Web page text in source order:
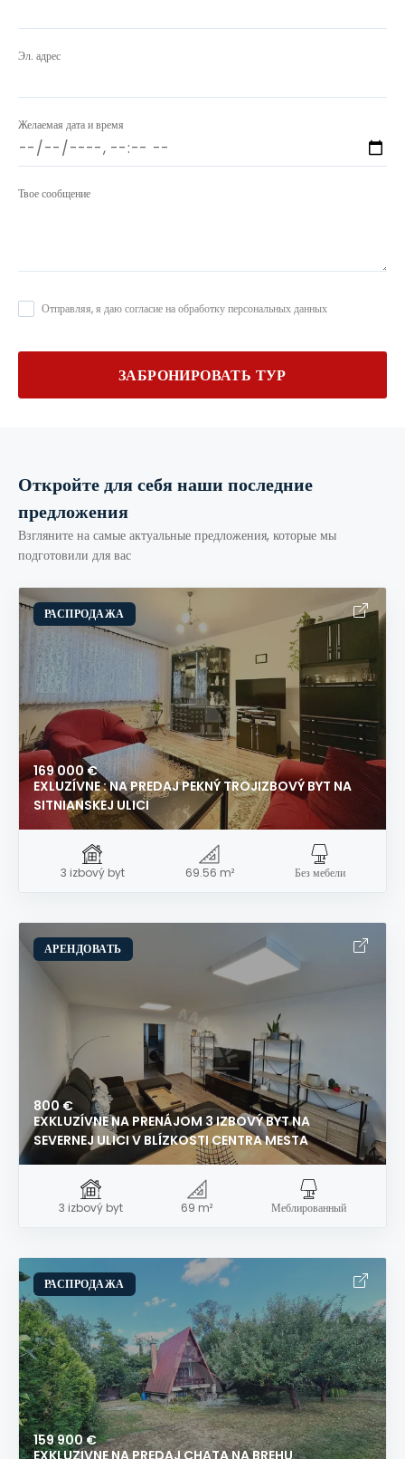
Эл. адрес
Желаемая дата и время
Твое сообщение
Отправляя, я даю согласие на обработку персональных данных
ЗАБРОНИРОВАТЬ ТУР
Откройте для себя наши последние
предложения
Взгляните на самые актуальные предложения, которые мы
подготовили для вас
РАСПРОДАЖА
169 000 €
EXLUZÍVNE : NA PREDAJ PEKNÝ TROJIZBOVÝ BYT NA
SITNIANSKEJ ULICI
3 izbový byt 69.56 m² Без мебели
АРЕНДОВАТЬ
800 €
EXKLUZÍVNE NA PRENÁJOM 3 IZBOVÝ BYT NA
SEVERNEJ ULICI V BLÍZKOSTI CENTRA MESTA
3 izbový byt 69 m² Меблированный
РАСПРОДАЖА
159 900 €